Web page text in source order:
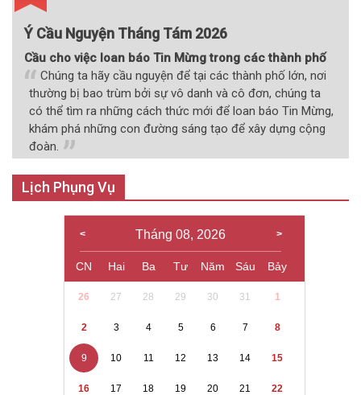
Ý Cầu Nguyện Tháng Tám 2026
Cầu cho việc loan báo Tin Mừng trong các thành phố
Chúng ta hãy cầu nguyện để tại các thành phố lớn, nơi
thường bị bao trùm bởi sự vô danh và cô đơn, chúng ta
có thể tìm ra những cách thức mới để loan báo Tin Mừng,
khám phá những con đường sáng tạo để xây dựng cộng
đoàn.
Lịch Phụng Vụ
Tháng 08, 2026
CN Hai Ba Tư Năm Sáu Bảy
26 27 28 29 30 31 1
2 3 4 5 6 7 8
9 10 11 12 13 14 15
16 17 18 19 20 21 22